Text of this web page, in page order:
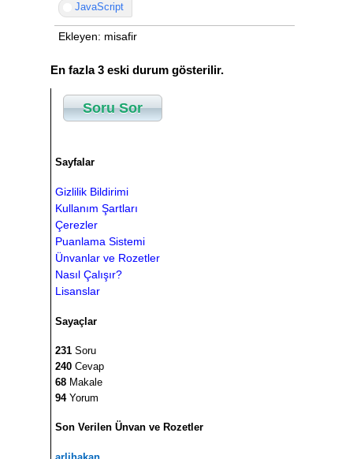
JavaScript
Ekleyen: misafir
En fazla 3 eski durum gösterilir.
Soru Sor
Sayfalar
Gizlilik Bildirimi
Kullanım Şartları
Çerezler
Puanlama Sistemi
Ünvanlar ve Rozetler
Nasıl Çalışır?
Lisanslar
Sayaçlar
231 Soru
240 Cevap
68 Makale
94Yorum
Son Verilen Ünvan ve Rozetler